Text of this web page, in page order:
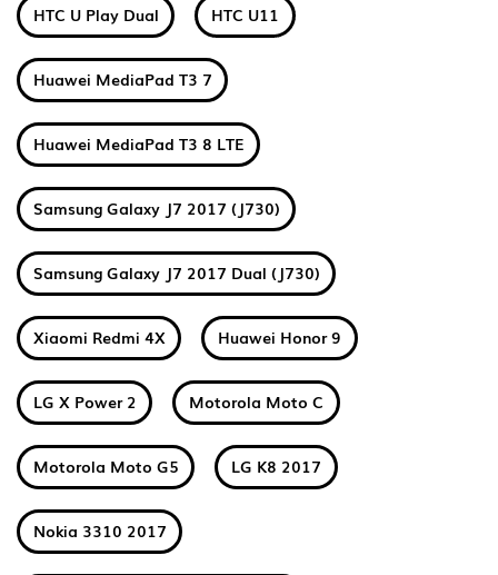
HTC U Play Dual HTC U11
Huawei MediaPad T3 7
Huawei MediaPad T3 8 LTE
Samsung Galaxy J7 2017 (J730)
Samsung Galaxy J7 2017 Dual (J730)
Xiaomi Redmi 4X Huawei Honor 9
LG X Power 2 Motorola Moto C
Motorola Moto G5 LG K8 2017
Nokia 3310 2017